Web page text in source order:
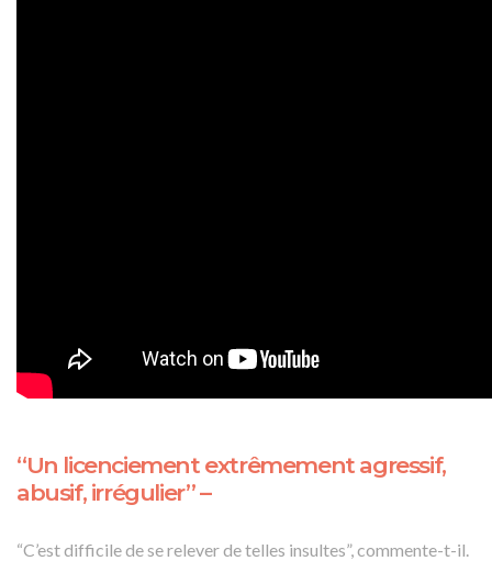
“Un licenciement extrêmement agressif,
abusif, irrégulier” –
“C’est difficile de se relever de telles insultes”, commente-t-il.